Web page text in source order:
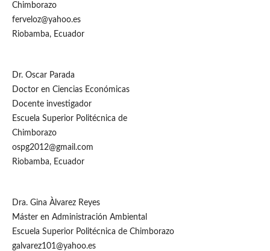
Chimborazo
ferveloz@yahoo.es
Riobamba, Ecuador
Dr. Oscar Parada
Doctor en Ciencias Económicas
Docente investigador
Escuela Superior Politécnica de
Chimborazo
ospg2012@gmail.com
Riobamba, Ecuador
Dra. Gina Àlvarez Reyes
Máster en Administración Ambiental
Escuela Superior Politécnica de Chimborazo
galvarez101@yahoo.es